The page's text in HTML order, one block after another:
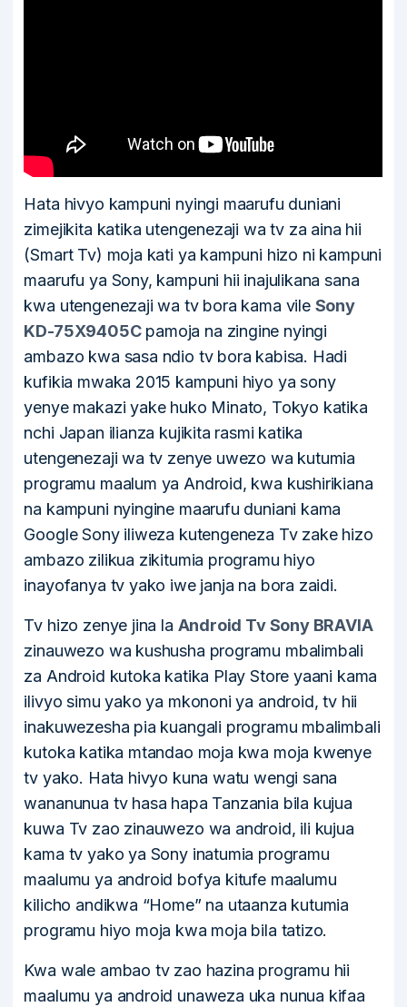
Hata hivyo kampuni nyingi maarufu duniani
zimejikita katika utengenezaji wa tv za aina hii
(Smart Tv) moja kati ya kampuni hizo ni kampuni
maarufu ya Sony, kampuni hii inajulikana sana
kwa utengenezaji wa tv bora kama vile Sony
KD-75X9405Cpamoja na zingine nyingi
ambazo kwa sasa ndio tv bora kabisa. Hadi
kufikia mwaka 2015 kampuni hiyo ya sony
yenye makazi yake huko Minato, Tokyo katika
nchi Japan ilianza kujikita rasmi katika
utengenezaji wa tv zenye uwezo wa kutumia
programu maalum ya Android, kwa kushirikiana
na kampuni nyingine maarufu duniani kama
Google Sony iliweza kutengeneza Tv zake hizo
ambazo zilikua zikitumia programu hiyo
inayofanya tv yako iwe janja na bora zaidi.
Tv hizo zenye jina la Android Tv Sony BRAVIA
zinauwezo wa kushusha programu mbalimbali
za Android kutoka katika Play Store yaani kama
ilivyo simu yako ya mkononi ya android, tv hii
inakuwezesha pia kuangali programu mbalimbali
kutoka katika mtandao moja kwa moja kwenye
tv yako. Hata hivyo kuna watu wengi sana
wananunua tv hasa hapa Tanzania bila kujua
kuwa Tv zao zinauwezo wa android, ili kujua
kama tv yako ya Sony inatumia programu
maalumu ya android bofya kitufe maalumu
kilicho andikwa “Home” na utaanza kutumia
programu hiyo moja kwa moja bila tatizo.
Kwa wale ambao tv zao hazina programu hii
maalumu ya android unaweza uka nunua kifaa